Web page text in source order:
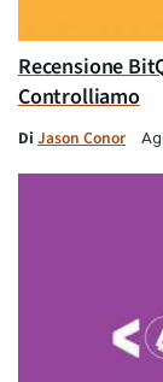
Recensione
Controlliamo
Di Jason Conor